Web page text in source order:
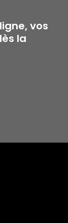
ligne,vos
la